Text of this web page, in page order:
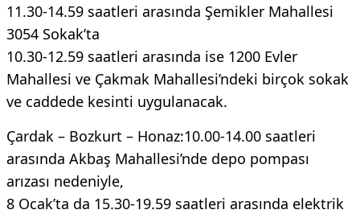
11.30-14.59 saatleri arasında Şemikler Mahallesi
3054 Sokak’ta
10.30-12.59 saatleri arasında ise 1200 Evler
Mahallesi ve Çakmak Mahallesi’ndeki birçok sokak
ve caddede kesinti uygulanacak.
Çardak – Bozkurt – Honaz:10.00-14.00 saatleri
arasında Akbaş Mahallesi’nde depo pompası
arızası nedeniyle,
8 Ocak’ta da 15.30-19.59 saatleri arasında elektrik